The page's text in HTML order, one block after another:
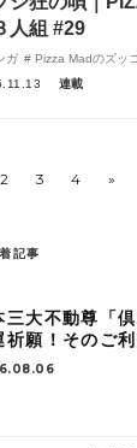
人組 #29
ガ
Pizza Madのズッ
連載
2 3 4 »
記事
三大不動尊「
祈願！そのご